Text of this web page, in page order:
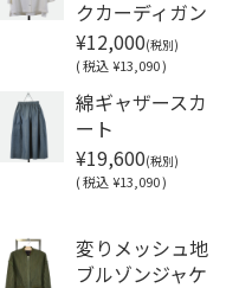
クカーディガン
¥12,000(税別)
(税込 ¥13,090 )
綿ギャザースカ
ート
¥19,600(税別)
(税込 ¥13,090 )
変りメッシュ地
ブルゾンジャケ